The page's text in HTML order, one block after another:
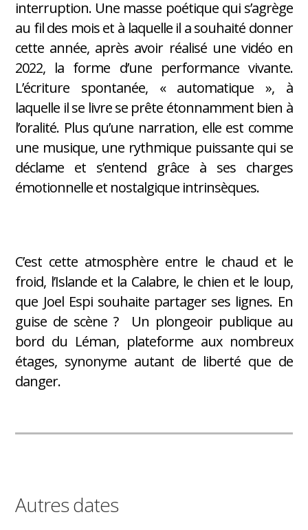
interruption. Une masse poétique qui s’agrège
au fil des mois et à laquelle il a souhaité donner
cette année, après avoir réalisé une vidéo en
2022, la forme d’une performance vivante.
L’écriture spontanée, « automatique », à
laquelle il se livre se prête étonnamment bien à
l’oralité. Plus qu’une narration, elle est comme
une musique, une rythmique puissante qui se
déclame et s’entend grâce à ses charges
émotionnelle et nostalgique intrinsèques.
C’est cette atmosphère entre le chaud et le
froid, l’Islande et la Calabre, le chien et le loup,
que Joel Espi souhaite partager ses lignes. En
guise de scène ? Un plongeoir publique au
bord du Léman, plateforme aux nombreux
étages, synonyme autant de liberté que de
danger.
Autres dates